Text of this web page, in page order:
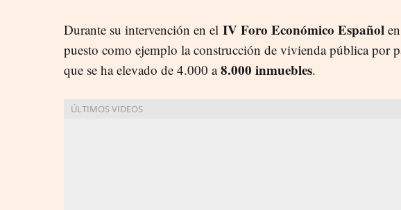
Durante su intervención en el IV Foro Económico Español
puesto como ejemplo la construcción de vivienda pública por
que se ha elevado de 4.000 a8.000 inmuebles.